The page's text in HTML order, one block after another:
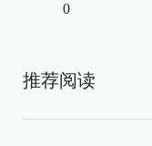
0
推荐阅读